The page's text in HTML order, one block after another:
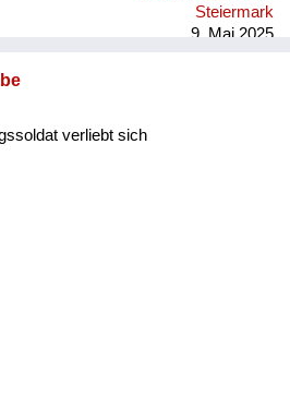
Steiermark
9. Mai 2025
verliebt sich